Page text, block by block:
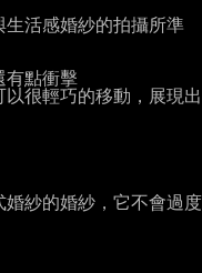
活感婚紗的拍攝所準
有點衝擊
很輕巧的移動，展現出
紗的婚紗，它不會過度